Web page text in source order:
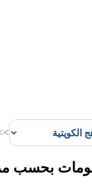
بحسب